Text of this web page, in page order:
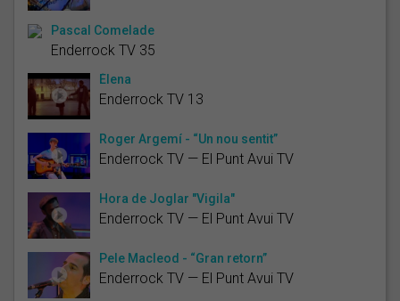
Pascal Comelade
Enderrock TV 35
Èlena
Enderrock TV 13
Roger Argemí - “Un nou sentit”
Enderrock TV — El Punt Avui TV
Hora de Joglar "Vigila"
Enderrock TV — El Punt Avui TV
Pele Macleod - “Gran retorn”
Enderrock TV — El Punt Avui TV